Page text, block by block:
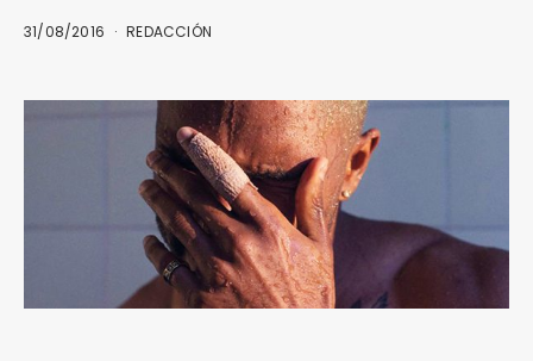
31/08/2016 REDACCIÓN